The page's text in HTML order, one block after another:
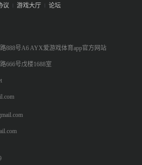
议 游戏大厅 论坛
888号A6 AYX爱游戏体育app官方网站
666号戊楼1688室